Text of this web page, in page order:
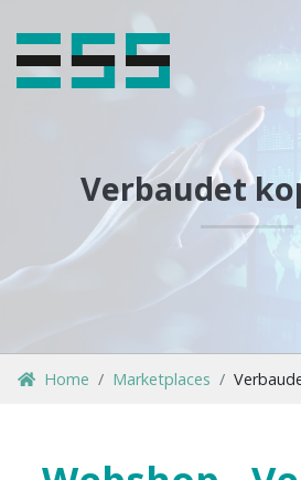
Verbaudet
Home Marketplaces
OPLOSSINGEN
MARKETPLACES &
WEBSHOPTYPES
CONTACT